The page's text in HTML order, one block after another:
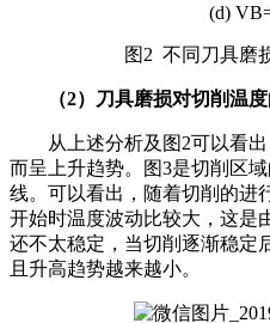
(d)
图2 不同刀具磨
（2）刀具磨损对切削温
从上述分析及图2可以看
而呈上升趋势。图3是切削区
线。可以看出，随着切削的进
开始时温度波动比较大，这是
还不太稳定，当切削逐渐稳定
且升高趋势越来越小。